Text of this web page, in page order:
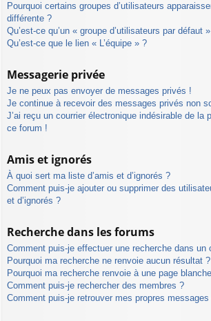
Pourquoi certains groupes d’utilisateurs
différente ?
Qu’est-ce qu’un « groupe d’utilisateurs par défaut
Qu’est-ce que le lien « L’équipe » ?
Messagerie privée
Je ne peux pas envoyer de messages privés !
Je continue à recevoir des messages privés non
J’ai reçu un courrier électronique indésirable de la
ce forum !
Amis et ignorés
À quoi sert ma liste d’amis et d’ignorés ?
Comment puis-je ajouter ou supprimer des
et d’ignorés ?
Recherche dans les forums
Comment puis-je effectuer une recherche dans un
Pourquoi ma recherche ne renvoie aucun résultat ?
Pourquoi ma recherche renvoie à une page
Comment puis-je rechercher des membres ?
Comment puis-je retrouver mes propres